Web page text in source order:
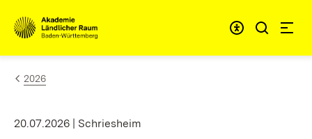
Zum Inhalt springen
Link zur Startseite
2026
20.07.2026 | Schriesheim